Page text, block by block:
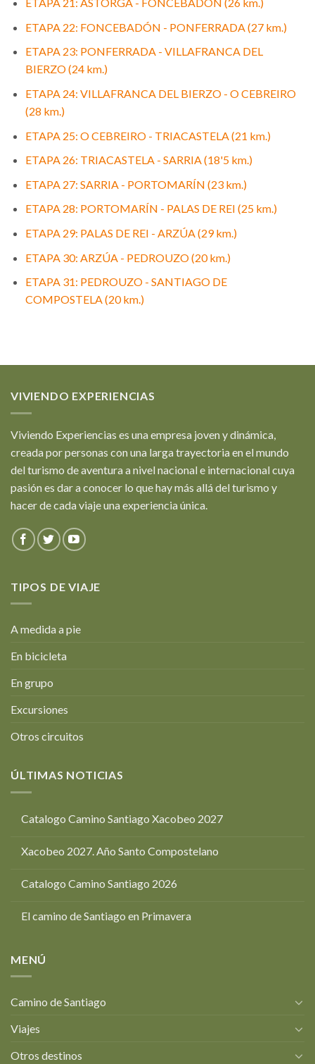
ETAPA 22: FONCEBADÓN - PONFERRADA (27 km.)
ETAPA 23: PONFERRADA - VILLAFRANCA DEL
BIERZO (24 km.)
ETAPA 24: VILLAFRANCA DEL BIERZO - O CEBREIRO
(28 km.)
ETAPA 25: O CEBREIRO - TRIACASTELA (21 km.)
ETAPA 26: TRIACASTELA - SARRIA (18'5 km.)
ETAPA 27: SARRIA - PORTOMARÍN (23 km.)
ETAPA 28: PORTOMARÍN - PALAS DE REI (25 km.)
ETAPA 29: PALAS DE REI - ARZÚA (29 km.)
ETAPA 30: ARZÚA - PEDROUZO (20 km.)
ETAPA 31: PEDROUZO - SANTIAGO DE
COMPOSTELA (20 km.)
VIVIENDO EXPERIENCIAS
Viviendo Experiencias es una empresa joven y dinámica,
creada por personas con una larga trayectoria en el mundo
del turismo de aventura a nivel nacional e internacional cuya
pasión es dar a conocer lo que hay más allá del turismo y
hacer de cada viaje una experiencia única.
TIPOS DE VIAJE
A medida a pie
En bicicleta
En grupo
Excursiones
Otros circuitos
ÚLTIMAS NOTICIAS
Catalogo Camino Santiago Xacobeo 2027
Xacobeo 2027. Año Santo Compostelano
Catalogo Camino Santiago 2026
El camino de Santiago en Primavera
MENÚ
Camino de Santiago
Viajes
Otros destinos